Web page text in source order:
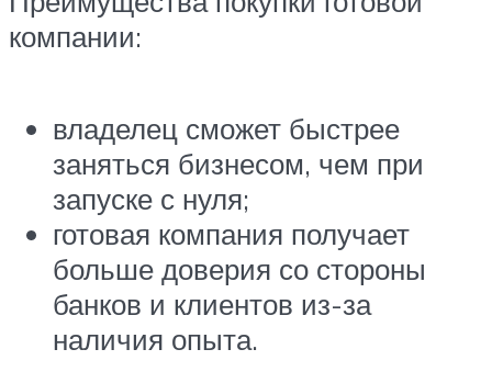
компании:
владелец сможет быстрее
заняться бизнесом, чем при
запуске с нуля;
готовая компания получает
больше доверия со стороны
банков и клиентов из-за
наличия опыта.